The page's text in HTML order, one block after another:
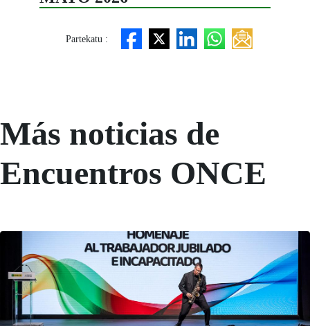
Partekatu :
Más noticias de
Encuentros ONCE